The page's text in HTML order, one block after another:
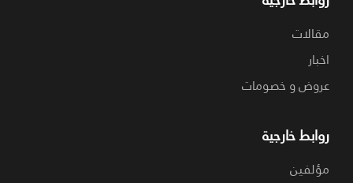
مقالات
اخبار
عروض و خصومات
روابط خارجية
مؤلفين